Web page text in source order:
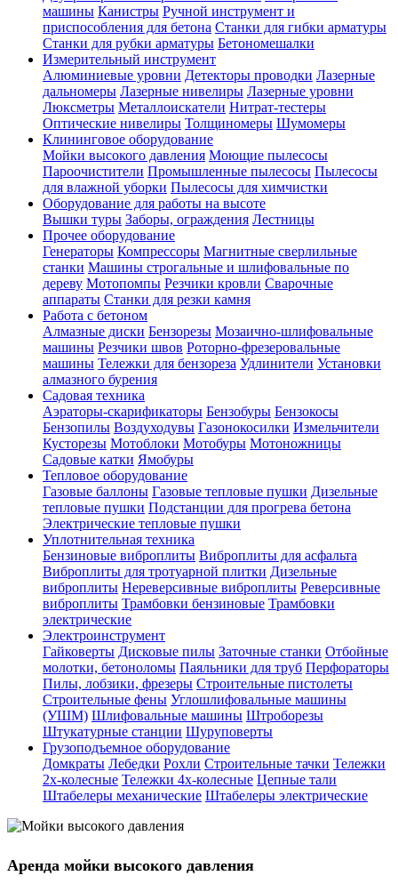
машины Канистры Ручной инструмент и
приспособления для бетона Станки для гибки арматуры
Станки для рубки арматуры Бетономешалки
Измерительный инструмент
Алюминиевые уровни Детекторы проводки Лазерные
дальномеры Лазерные нивелиры Лазерные уровни
Люксметры Металлоискатели Нитрат-тестеры
Оптические нивелиры Толщиномеры Шумомеры
Клининговое оборудование
Мойки высокого давления Моющие пылесосы
Пароочистители Промышленные пылесосы Пылесосы
для влажной уборки Пылесосы для химчистки
Оборудование для работы на высоте
Вышки туры Заборы, ограждения Лестницы
Прочее оборудование
Генераторы Компрессоры Магнитные сверлильные
станки Машины строгальные и шлифовальные по
дереву Мотопомпы Резчики кровли Сварочные
аппараты Станки для резки камня
Работа с бетоном
Алмазные диски Бензорезы Мозаично-шлифовальные
машины Резчики швов Роторно-фрезеровальные
машины Тележки для бензореза Удлинители Установки
алмазного бурения
Садовая техника
Аэраторы-скарификаторы Бензобуры Бензокосы
Бензопилы Воздуходувы Газонокосилки Измельчители
Кусторезы Мотоблоки Мотобуры Мотоножницы
Садовые катки Ямобуры
Тепловое оборудование
Газовые баллоны Газовые тепловые пушки Дизельные
тепловые пушки Подстанции для прогрева бетона
Электрические тепловые пушки
Уплотнительная техника
Бензиновые виброплиты Виброплиты для асфальта
Виброплиты для тротуарной плитки Дизельные
виброплиты Нереверсивные виброплиты Реверсивные
виброплиты Трамбовки бензиновые Трамбовки
электрические
Электроинструмент
Гайковерты Дисковые пилы Заточные станки Отбойные
молотки, бетоноломы Паяльники для труб Перфораторы
Пилы, лобзики, фрезеры Строительные пистолеты
Строительные фены Углошлифовальные машины
(УШМ) Шлифовальные машины Штроборезы
Штукатурные станции Шуруповерты
Грузоподъемное оборудование
Домкраты Лебедки Рохли Строительные тачки Тележки
2х-колесные Тележки 4х-колесные Цепные тали
Штабелеры механические Штабелеры электрические
Аренда мойки высокого давления